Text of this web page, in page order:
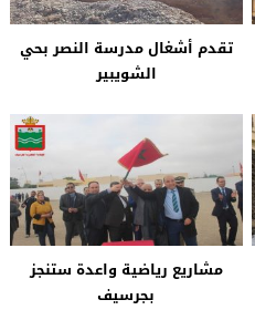
تقدم أشغال مدرسة النصر بحي
الشويبير
مشاريع رياضية واعدة ستنجز
بجرسيف